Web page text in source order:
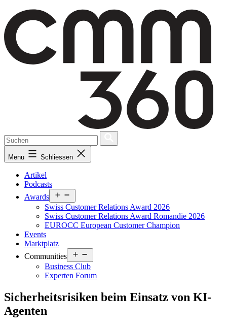
content
Menu Schliessen
Artikel
Podcasts
Awards
menu
Swiss Customer Relations Award 2026
Swiss Customer Relations Award Romandie 2026
EUROCC European Customer Champion
Events
Marktplatz
Communities
menu
Business Club
Experten Forum
Sicherheitsrisiken beim Einsatz von KI-
Agenten